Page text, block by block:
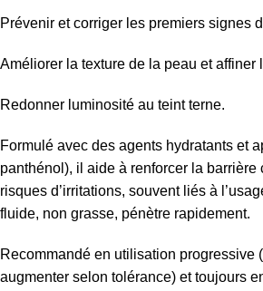
Prévenir et corriger les premiers signes
Améliorer la texture de la peau et affiner
Redonner luminosité au teint terne.
Formulé avec des agents hydratants et
panthénol), il aide à renforcer la barrière
risques d’irritations, souvent liés à
fluide, non grasse, pénètre rapidement.
Recommandé en utilisation progressive
augmenter selon tolérance) et toujours